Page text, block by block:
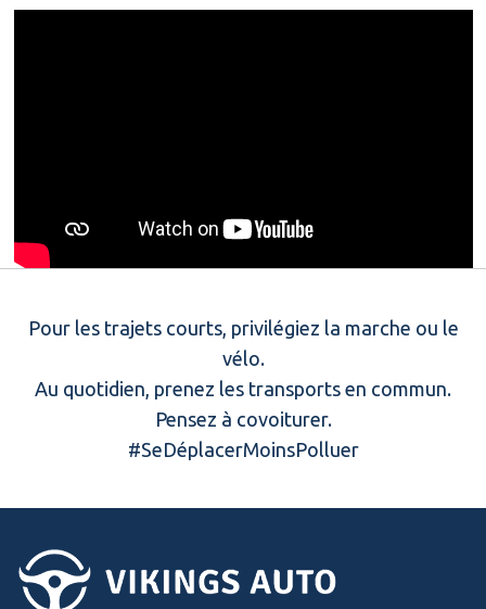
Pour les trajets courts, privilégiez la marche ou le
vélo.
Au quotidien, prenez les transports en commun.
Pensez à covoiturer.
#SeDéplacerMoinsPolluer